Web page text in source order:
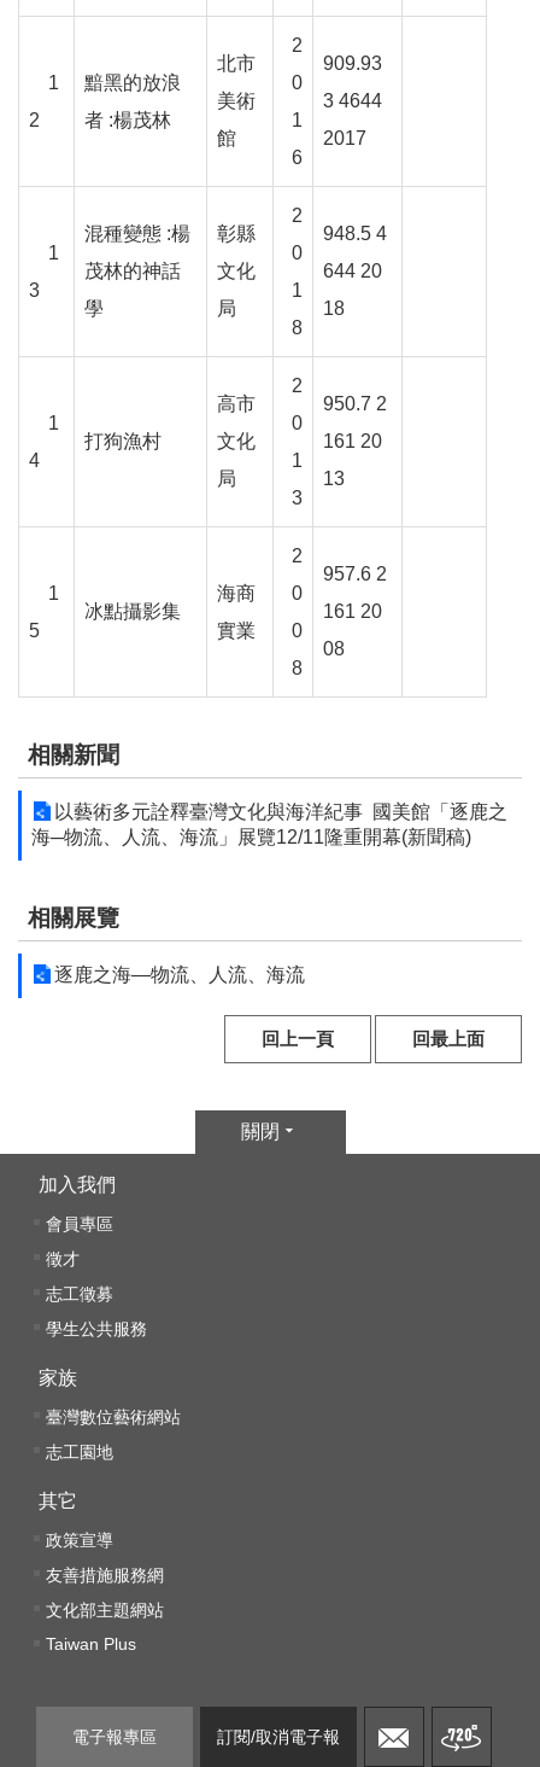
C
務
詞
新
問
化
部
重
大
政
個
資
保
資
保
護
1
2
黯黑的放浪
者 :楊茂林
北市
美術
館
2
0
1
6
909.93
3 4644
2017
1
3
混種變態 :楊
茂林的神話
學
彰縣
文化
局
2
0
1
8
948.5 4
644 20
18
1
4
打狗漁村
高市
文化
局
2
0
1
3
950.7 2
161 20
13
1
5
冰點攝影集
海商
實業
2
0
0
8
957.6 2
161 20
08
相關新聞
以藝術多元詮釋臺灣文化與海洋紀事 國美館「逐鹿之
海─物流、人流、海流」展覽12/11隆重開幕(新聞稿)
相關展覽
逐鹿之海—物流、人流、海流
回上一頁 回最上面
關閉
加入我們
會員專區
徵才
志工徵募
學生公共服務
家族
臺灣數位藝術網站
志工園地
其它
政策宣導
友善措施服務網
文化部主題網站
Taiwan Plus
電子報專區 訂閱/取消電子報